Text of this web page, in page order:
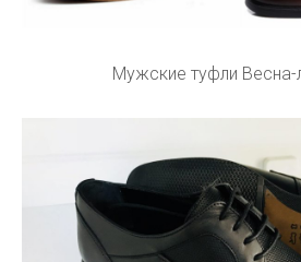
Мужские туфли Весна-